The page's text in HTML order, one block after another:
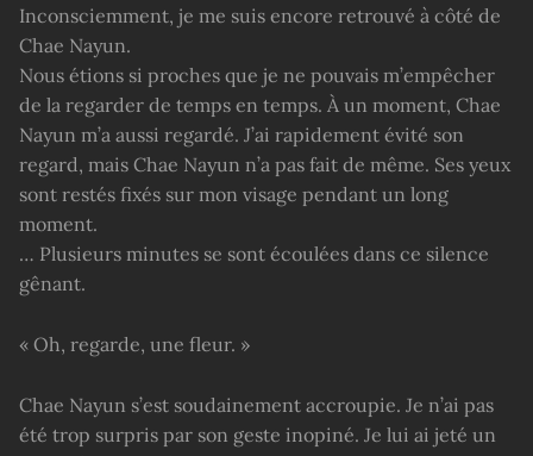
Inconsciemment, je me suis encore retrouvé à côté de
Chae Nayun.
Nous étions si proches que je ne pouvais m’empêcher
de la regarder de temps en temps. À un moment, Chae
Nayun m’a aussi regardé. J’ai rapidement évité son
regard, mais Chae Nayun n’a pas fait de même. Ses yeux
sont restés fixés sur mon visage pendant un long
moment.
… Plusieurs minutes se sont écoulées dans ce silence
gênant.
« Oh, regarde, une fleur. »
Chae Nayun s’est soudainement accroupie. Je n’ai pas
été trop surpris par son geste inopiné. Je lui ai jeté un